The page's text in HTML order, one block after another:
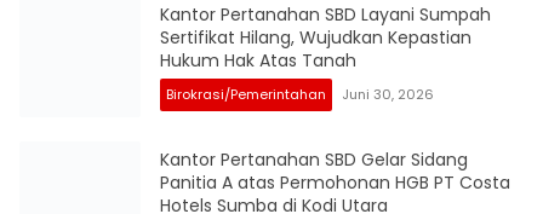
Kantor Pertanahan SBD Layani Sumpah
Sertifikat Hilang, Wujudkan Kepastian
Hukum Hak Atas Tanah
Birokrasi/Pemerintahan Juni 30, 2026
Kantor Pertanahan SBD Gelar Sidang
Panitia A atas Permohonan HGB PT Costa
Hotels Sumba di Kodi Utara